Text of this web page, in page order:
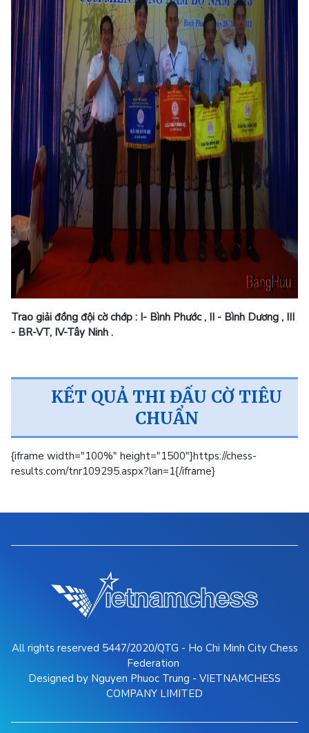
Trao giải đồng đội cờ chớp : I- Bình Phước , II - Bình Dương , III
- BR-VT, IV-Tây Ninh .
KẾT QUẢ THI ĐẤU CỜ TIÊU
CHUẨN
{iframe width="100%" height="1500"}https://chess-
results.com/tnr109295.aspx?lan=1{/iframe}
All rights reserved 5447/2020/QTG - Ho Chi Minh City Chess
Federation
Designed by Nguyen Phuoc Trung - VIETNAMCHESS
COMPANY LIMITED